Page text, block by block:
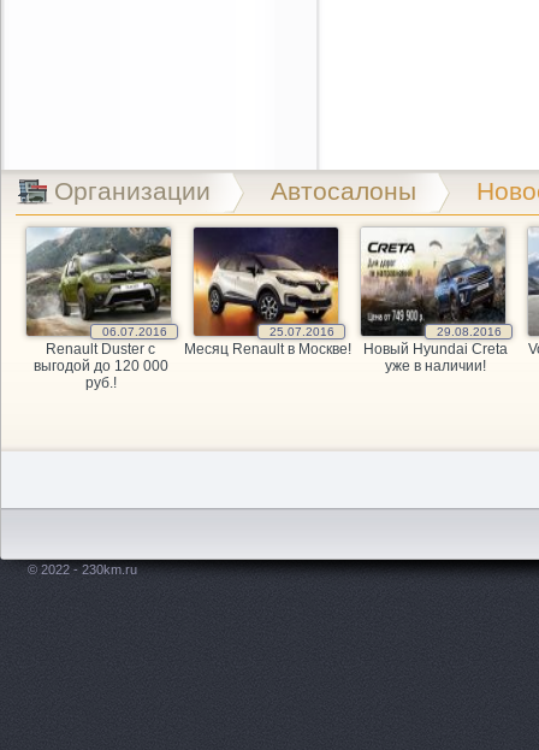
Организации Автосалоны
06.07.2016
Renault Duster с
выгодой до 120 000
руб.!
25.07.2016
Месяц Renault в Москве!
29.08.2016
Новый Hyundai Creta
уже в наличии!
© 2022 - 230km.ru